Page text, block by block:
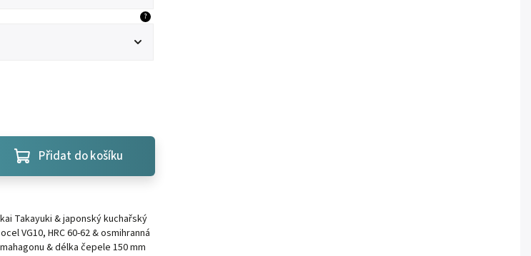
?
Přidat do košíku
Takayuki & japonský kuchařský
VG10, HRC 60-62 & osmihranná
& délka čepele 150 mm